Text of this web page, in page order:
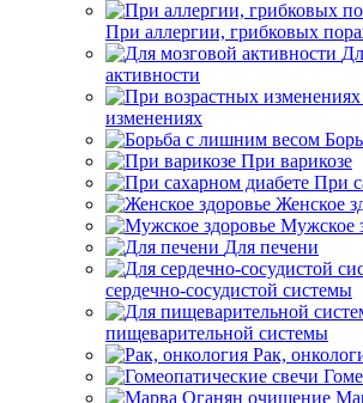
При аллергии, грибковых
активности
изменениях
При варикозе
При
Женское
Мужское
Для печени
сердечно-сосудистой системы
пищеварительной системы
Рак,